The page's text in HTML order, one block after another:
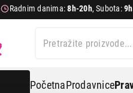
Radnim danima:8h-20h, Subota:
PočetnaProdavnice